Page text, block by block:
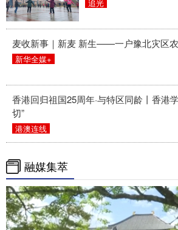
追光
麦收新事｜新麦 新生——一户豫北灾区
新华全媒+
香港回归祖国25周年·与特区同龄丨香港
切”
港澳连线
融媒集萃